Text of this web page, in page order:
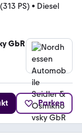
PS) • Diesel
GbR
Parken